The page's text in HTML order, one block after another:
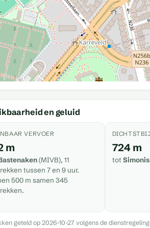
en geluid
VERVOER
m
(MIVB), 11
tussen 7 en 9 uur.
500 m samen 345
724 m
tot Simonis
geteld op 2026-10-27 volgens de